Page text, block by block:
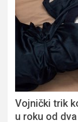
Vojnički trik
u roku od